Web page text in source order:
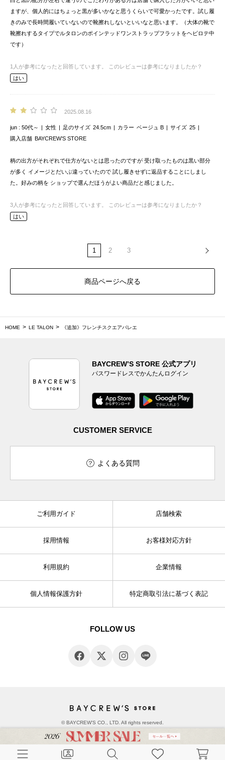
ますが、個人的にはちょっと黒が多いかなと思うくらいで可愛かったです。試し履
きのみで長時間履いていないので靴擦れしないといいなと思います。（大体の靴で
靴擦れするタイプでルタロンのポインテッドワンストラップフラットをヘビロテ中
です）
1 人が参考になったと回答しています。
このレビューは参考になりましたか？
はい
2025.08.16
jun 50代～ 女性 足のサイズ 24.5cm カラー ベージュ B サイズ 25
購入店舗 BAYCREW’S STORE
柄の出方がそれぞれで仕方がないとは思ったのですが 受け取ったものは黒い部分
が多く イメージとだいぶ違っていたので 試し履きせずに返品することにしまし
た。好みの柄を ショップで選んだほうがよい商品だと感じました。
3 人が参考になったと回答しています。
このレビューは参考になりましたか？
はい
1 2 3
商品ページへ戻る
HOME LE TALON 《追加》フレンチスクエアバレエ
BAYCREW’S STORE 公式アプリ
パスワードレスでかんたんログイン
CUSTOMER SERVICE
よくある質問
ご利用ガイド 店舗検索
採用情報 お客様対応方針
利用規約 企業情報
個人情報保護方針 特定商取引法に基づく表記
FOLLOW US
© BAYCREW’S CO., LTD. All rights reserved.